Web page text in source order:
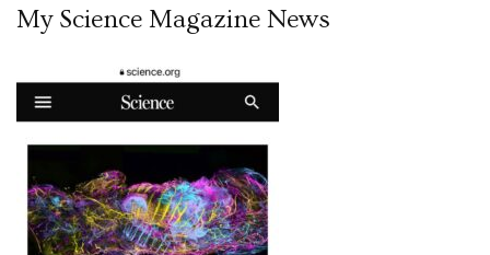
My Science Magazine News